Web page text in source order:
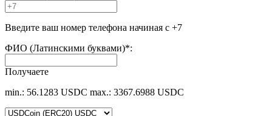
Введите ваш номер телефона начиная с +7
ФИО (Латинскими буквами)*:
Получаете
min.: 56.1283 USDC max.: 3367.6988 USDC